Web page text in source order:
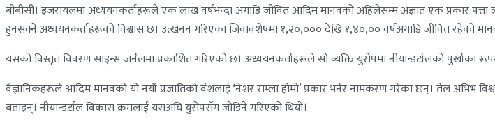
बीबीसी। इजरायलमा अध्ययनकर्ताहरूले एक लाख वर्षभन्दा अगाडि जीवित आदिम मानवको अहिलेसम्म अज्ञात एक प्रकार
हुनसक्ने अध्ययनकर्ताहरूको विश्वास छ। उत्खनन गरिएका जिवावशेषमा १,२०,००० देखि १,४०,०० वर्षअगाडि जीवित रहेको
यसको विस्तृत विवरण साइन्स जर्नलमा प्रकाशित गरिएको छ। अध्ययनकर्ताहरूले सो व्यक्ति युरोपमा नीयान्डर्टालको पुर्खाका
वैज्ञानिकहरूले आदिम मानवको यो नयाँ प्रजातिको वंशलाई ‘नेशर राम्ला होमो’ प्रकार भनेर नामकरण गरेका छन्। तेल अभिभ
बताइन्। नीयान्डर्टाल विकास क्रमलाई यसअघि युरोपसँग जोडिने गरिएको थियो।